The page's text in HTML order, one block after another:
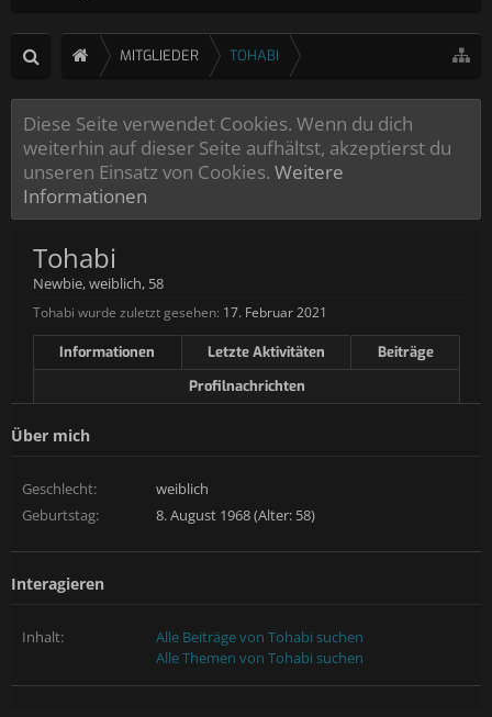
MITGLIEDER TOHABI
Diese Seite verwendet Cookies. Wenn du dich
weiterhin auf dieser Seite aufhältst, akzeptierst du
unseren Einsatz von Cookies. Weitere
Informationen
Tohabi
Newbie, weiblich, 58
Tohabi wurde zuletzt gesehen: 17. Februar 2021
Informationen Letzte Aktivitäten
Beiträge
Profilnachrichten
Über mich
Geschlecht:
weiblich
Geburtstag:
8. August 1968 (Alter: 58)
Interagieren
Inhalt:
Alle Beiträge von Tohabi suchen
Alle Themen von Tohabi suchen